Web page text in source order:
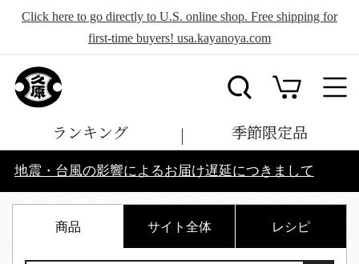
Click here to go directly to U.S. online shop. Free shipping for
first-time buyers! usa.kayanoya.com
ランキング 季節限定品
地震・台風の影響によるお届け遅延につきまして
商品 サイト全体 レシピ